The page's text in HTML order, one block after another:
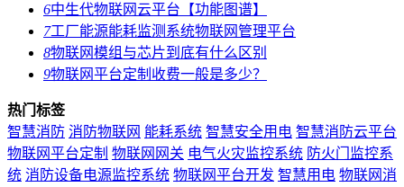
6中生代物联网云平台【功能图谱】
7工厂能源能耗监测系统物联网管理平台
8物联网模组与芯片到底有什么区别
9物联网平台定制收费一般是多少？
热门标签
智慧消防 消防物联网 能耗系统 智慧安全用电 智慧消防云平台
物联网平台定制 物联网网关 电气火灾监控系统 防火门监控系
统 消防设备电源监控系统 物联网平台开发 智慧用电 物联网消